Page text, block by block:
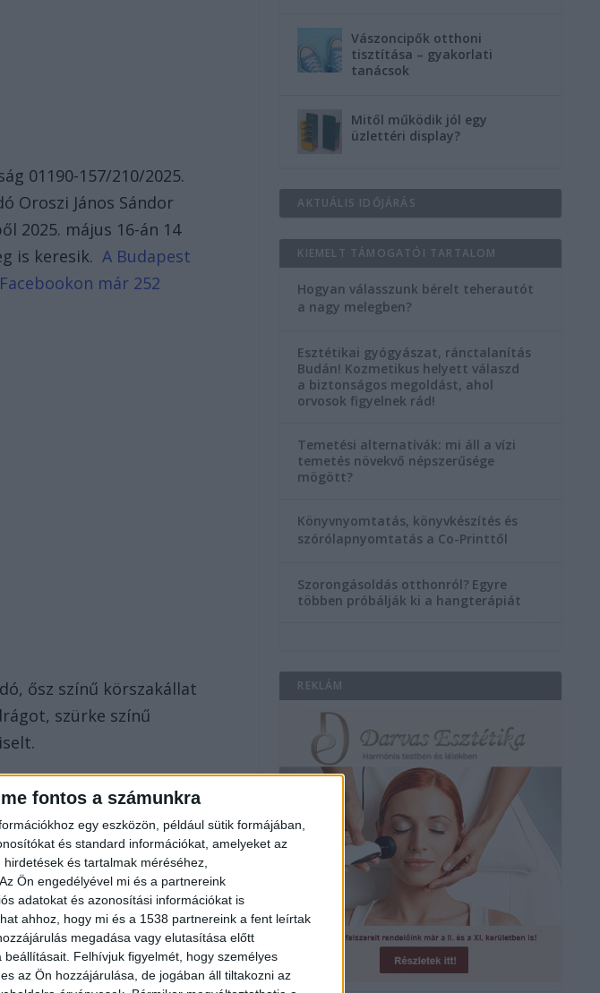
fontos a számunkra
egy eszközön, például sütik formájában,
és standard információkat, amelyeket az
és tartalmak méréséhez,
Az Ön engedélyével mi és a partnereink
adatokat és azonosítási információkat is
ahhoz, hogy mi és a 1538 partnereink a fent leírtak
megadása vagy elutasítása előtt
Felhívjuk figyelmét, hogy személyes
az Ön hozzájárulása, de jogában áll tiltakozni az
01190-157/210/2025.
Oroszi János Sándor
2025. május 16-án 14
is keresik.A Budapest
már 252
ősz színű körszakállat
szürke színű
Vászoncipők otthoni
tisztítása – gyakorlati
tanácsok
Mitől működik jól egy
üzlettéri display?
AKTUÁLIS IDŐJÁRÁS
KIEMELT TÁMOGATÓI TARTALOM
Hogyan válasszunk bérelt teherautót
a nagy melegben?
Esztétikai gyógyászat, ránctalanítás
Budán! Kozmetikus helyett válaszd
a biztonságos megoldást, ahol
orvosok figyelnek rád!
Temetési alternatívák: mi áll a vízi
temetés növekvő népszerűsége
mögött?
Könyvnyomtatás, könyvkészítés és
szórólapnyomtatás a Co-Printtől
Szorongásoldás otthonról? Egyre
többen próbálják ki a hangterápiát
REKLÁM